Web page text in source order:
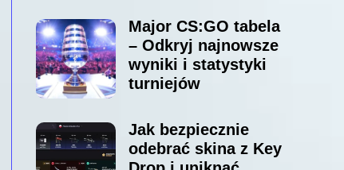
Major CS:GO tabela
– Odkryj najnowsze
wyniki i statystyki
turniejów
Jak bezpiecznie
odebrać skina z Key